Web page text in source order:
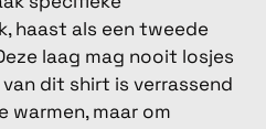
haast als een tweede
laag mag nooit losjes
dit shirt is verrassend
warmen, maar om